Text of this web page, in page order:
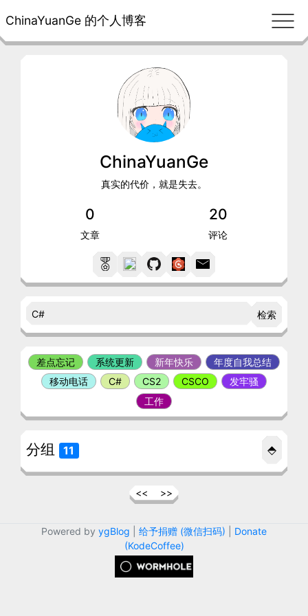
ChinaYuanGe 的个人博客
<< >>
ChinaYuanGe
真实的代价，就是失去。
0
文章
20
评论
检索
差点忘记 系统更新 新年快乐
年度自我总结
移动电话
C# CS2 CSCO
发牢骚
工作
分组 11 ⬘
Powered by ygBlog 给予捐赠 (微信扫码)
Donate
(KodeCoffee)